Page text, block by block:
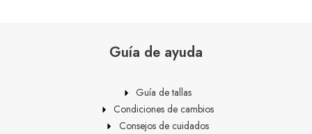
Guía de ayuda
Guía de tallas
Condiciones de cambios
Consejos de cuidados